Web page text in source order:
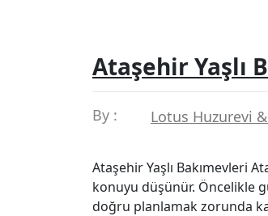
Ataşehir Yaşlı
By : Lotus Huzurevi
Ataşehir Yaşlı Bakımevleri
konuyu düşünür. Öncelikle
doğru planlamak zorunda